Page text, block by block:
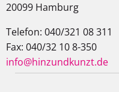
20099 Hamburg
Telefon: 040/321 08 311
Fax: 040/32 10 8-350
info@hinzundkunzt.de